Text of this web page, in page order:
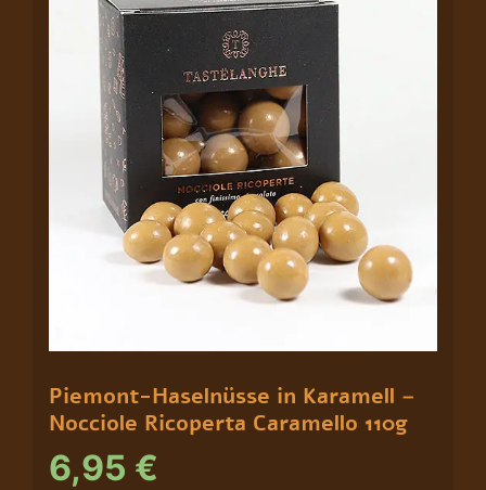
Piemont-Haselnüsse in Karamell –
Nocciole Ricoperta Caramello 110g
6,95 €
Caramello